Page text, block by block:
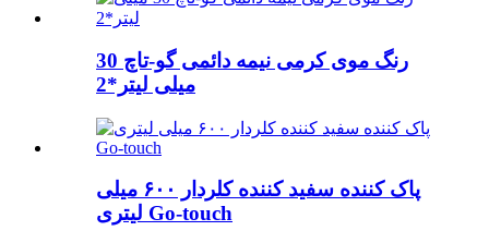
رنگ موی کرمی نیمه دائمی گو-تاچ 30
میلی لیتر*2
پاک کننده سفید کننده کلردار ۶۰۰ میلی
لیتری Go-touch